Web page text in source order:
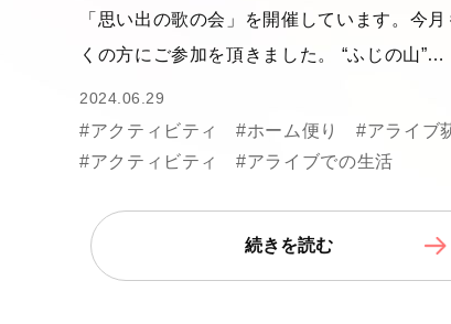
「思い出の歌の会」を開催しています。今月
くの方にご参加を頂きました。 “ふじの山”…
2024.06.29
#アクティビティ #ホーム便り
#アライブ
#アクティビティ
#アライブでの生活
続きを読む